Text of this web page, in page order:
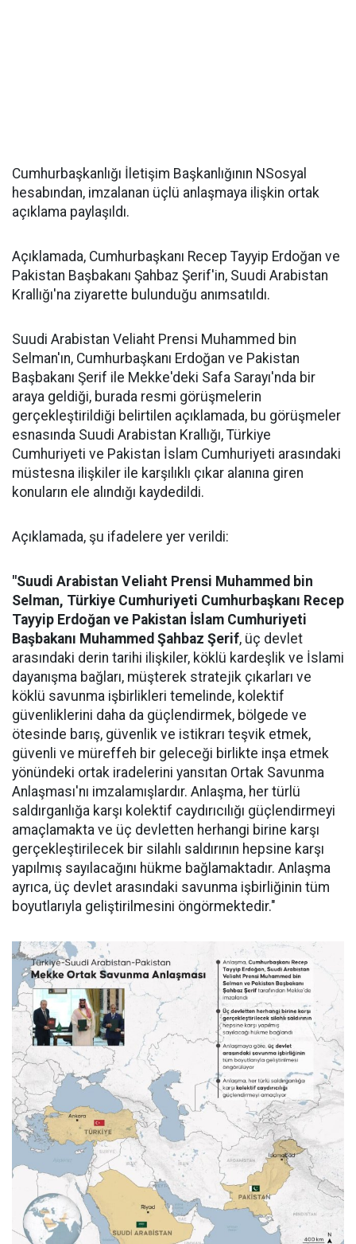
Cumhurbaşkanlığı İletişim Başkanlığının NSosyal
hesabından, imzalanan üçlü anlaşmaya ilişkin ortak
açıklama paylaşıldı.
Açıklamada, Cumhurbaşkanı Recep Tayyip Erdoğan ve
Pakistan Başbakanı Şahbaz Şerif'in, Suudi Arabistan
Krallığı'na ziyarette bulunduğu anımsatıldı.
Suudi Arabistan Veliaht Prensi Muhammed bin
Selman'ın, Cumhurbaşkanı Erdoğan ve Pakistan
Başbakanı Şerif ile Mekke'deki Safa Sarayı'nda bir
araya geldiği, burada resmi görüşmelerin
gerçekleştirildiği belirtilen açıklamada, bu görüşmeler
esnasında Suudi Arabistan Krallığı, Türkiye
Cumhuriyeti ve Pakistan İslam Cumhuriyeti arasındaki
müstesna ilişkiler ile karşılıklı çıkar alanına giren
konuların ele alındığı kaydedildi.
Açıklamada, şu ifadelere yer verildi:
"Suudi Arabistan Veliaht Prensi Muhammed bin
Selman, Türkiye Cumhuriyeti Cumhurbaşkanı Recep
Tayyip Erdoğan ve Pakistan İslam Cumhuriyeti
Başbakanı Muhammed Şahbaz Şerif, üç devlet
arasındaki derin tarihi ilişkiler, köklü kardeşlik ve İslami
dayanışma bağları, müşterek stratejik çıkarları ve
köklü savunma işbirlikleri temelinde, kolektif
güvenliklerini daha da güçlendirmek, bölgede ve
ötesinde barış, güvenlik ve istikrarı teşvik etmek,
güvenli ve müreffeh bir geleceği birlikte inşa etmek
yönündeki ortak iradelerini yansıtan Ortak Savunma
Anlaşması'nı imzalamışlardır. Anlaşma, her türlü
saldırganlığa karşı kolektif caydırıcılığı güçlendirmeyi
amaçlamakta ve üç devletten herhangi birine karşı
gerçekleştirilecek bir silahlı saldırının hepsine karşı
yapılmış sayılacağını hükme bağlamaktadır. Anlaşma
ayrıca, üç devlet arasındaki savunma işbirliğinin tüm
boyutlarıyla geliştirilmesini öngörmektedir."